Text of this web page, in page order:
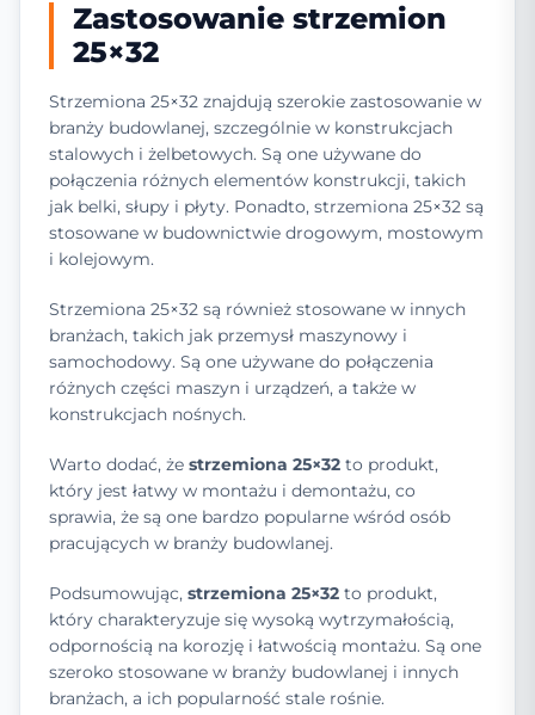
Zastosowanie strzemion
25×32
Strzemiona 25×32 znajdują szerokie zastosowanie w
branży budowlanej, szczególnie w konstrukcjach
stalowych i żelbetowych. Są one używane do
połączenia różnych elementów konstrukcji, takich
jak belki, słupy i płyty. Ponadto, strzemiona 25×32 są
stosowane w budownictwie drogowym, mostowym
i kolejowym.
Strzemiona 25×32 są również stosowane w innych
branżach, takich jak przemysł maszynowy i
samochodowy. Są one używane do połączenia
różnych części maszyn i urządzeń, a także w
konstrukcjach nośnych.
Warto dodać, że strzemiona 25×32 to produkt,
który jest łatwy w montażu i demontażu, co
sprawia, że są one bardzo popularne wśród osób
pracujących w branży budowlanej.
Podsumowując, strzemiona 25×32 to produkt,
który charakteryzuje się wysoką wytrzymałością,
odpornością na korozję i łatwością montażu. Są one
szeroko stosowane w branży budowlanej i innych
branżach, a ich popularność stale rośnie.